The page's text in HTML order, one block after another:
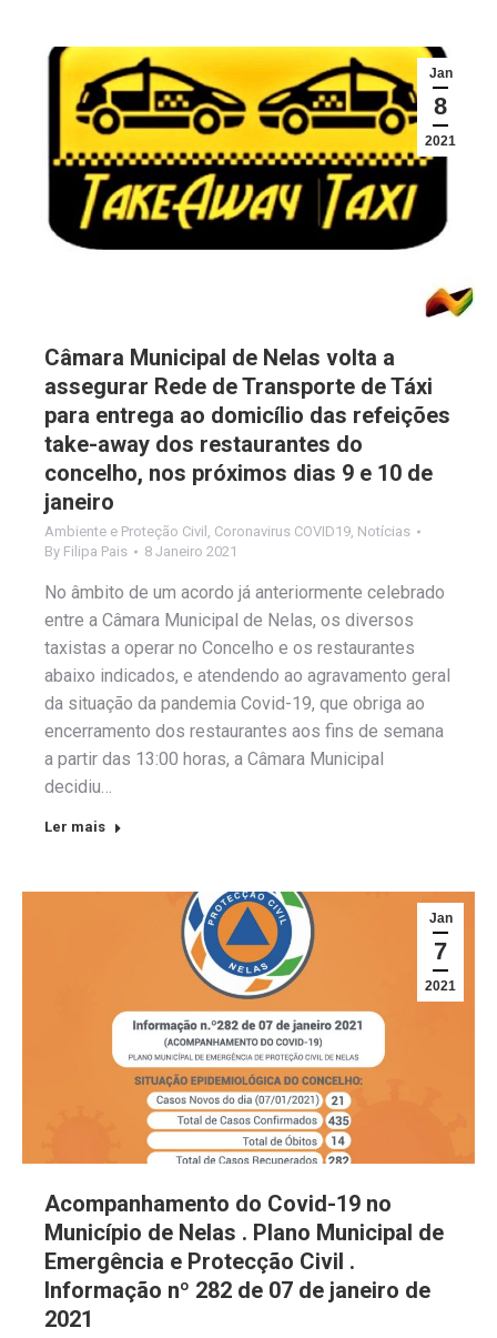
Jan
8
2021
Câmara Municipal de Nelas volta a
assegurar Rede de Transporte de Táxi
para entrega ao domicílio das refeições
take-away dos restaurantes do
concelho, nos próximos dias 9 e 10 de
janeiro
Ambiente e Proteção Civil , Coronavirus COVID19, Notícias
By Filipa Pais 8 Janeiro 2021
No âmbito de um acordo já anteriormente celebrado
entre a Câmara Municipal de Nelas, os diversos
taxistas a operar no Concelho e os restaurantes
abaixo indicados, e atendendo ao agravamento geral
da situação da pandemia Covid-19, que obriga ao
encerramento dos restaurantes aos fins de semana
a partir das 13:00 horas, a Câmara Municipal
decidiu…
Ler mais
Jan
7
2021
Acompanhamento do Covid-19 no
Município de Nelas . Plano Municipal de
Emergência e Protecção Civil .
Informação nº 282 de 07 de janeiro de
2021